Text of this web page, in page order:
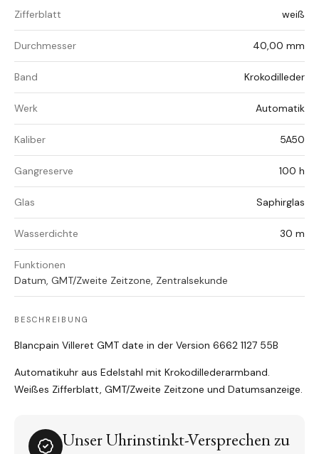
Zifferblatt weiß
Durchmesser 40,00 mm
Band Krokodilleder
Werk Automatik
Kaliber 5A50
Gangreserve 100 h
Glas Saphirglas
Wasserdichte 30 m
Funktionen
Datum, GMT/Zweite Zeitzone, Zentralsekunde
BESCHREIBUNG
Blancpain Villeret GMT date in der Version 6662 1127 55B
Automatikuhr aus Edelstahl mit Krokodillederarmband.
Weißes Zifferblatt, GMT/Zweite Zeitzone und Datumsanzeige.
Unser Uhrinstinkt-Versprechen zu